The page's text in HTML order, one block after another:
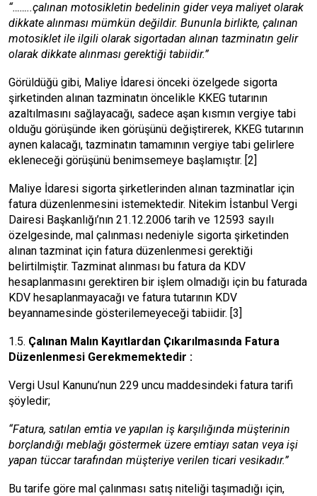
“……..çalınan motosikletin bedelinin gider veya maliyet olarak
dikkate alınması mümkün değildir. Bununla birlikte, çalınan
motosiklet ile ilgili olarak sigortadan alınan tazminatın gelir
olarak dikkate alınması gerektiği tabiidir.”
Görüldüğü gibi, Maliye İdaresi önceki özelgede sigorta
şirketinden alınan tazminatın öncelikle KKEG tutarının
azaltılmasını sağlayacağı, sadece aşan kısmın vergiye tabi
olduğu görüşünde iken görüşünü değiştirerek, KKEG tutarının
aynen kalacağı, tazminatın tamamının vergiye tabi gelirlere
ekleneceği görüşünü benimsemeye başlamıştır. [2]
Maliye İdaresi sigorta şirketlerinden alınan tazminatlar için
fatura düzenlenmesini istemektedir. Nitekim İstanbul Vergi
Dairesi Başkanlığı’nın 21.12.2006 tarih ve 12593 sayılı
özelgesinde, mal çalınması nedeniyle sigorta şirketinden
alınan tazminat için fatura düzenlenmesi gerektiği
belirtilmiştir. Tazminat alınması bu fatura da KDV
hesaplanmasını gerektiren bir işlem olmadığı için bu faturada
KDV hesaplanmayacağı ve fatura tutarının KDV
beyannamesinde gösterilemeyeceği tabiidir. [3]
​​​​​​​1.5. Çalınan Malın Kayıtlardan Çıkarılmasında Fatura
Düzenlenmesi Gerekmemektedir :
Vergi Usul Kanunu’nun 229 uncu maddesindeki fatura tarifi
şöyledir;
“Fatura, satılan emtia ve yapılan iş karşılığında müşterinin
borçlandığı meblağı göstermek üzere emtiayı satan veya işi
yapan tüccar tarafından müşteriye verilen ticari vesikadır.”
Bu tarife göre mal çalınması satış niteliği taşımadığı için,